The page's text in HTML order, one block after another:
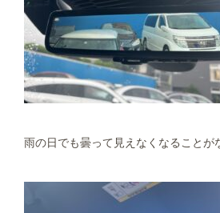
雨の日でも曇って見えなくなること